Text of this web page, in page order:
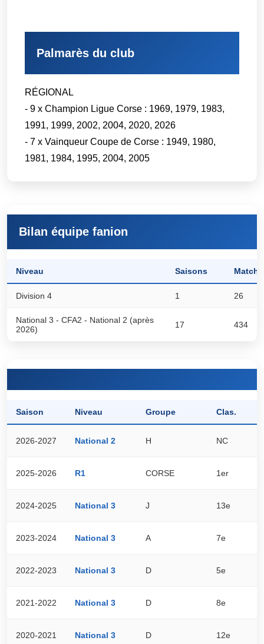
Palmarès du club
RÉGIONAL
- 9 x Champion Ligue Corse : 1969, 1979, 1983,
1991, 1999, 2002, 2004, 2020, 2026
- 7 x Vainqueur Coupe de Corse : 1949, 1980,
1981, 1984, 1995, 2004, 2005
Bilan équipe fanion
Niveau Saisons Matchs
Division 4 1 26
National 3 - CFA2 - National 2 (après
2026)
17 434
Saison Niveau Groupe Clas.
2026-2027 National 2 H NC
2025-2026 R1 CORSE 1er
2024-2025 National 3 J 13e
2023-2024 National 3 A 7e
2022-2023 National 3 D 5e
2021-2022 National 3 D 8e
2020-2021 National 3 D 12e